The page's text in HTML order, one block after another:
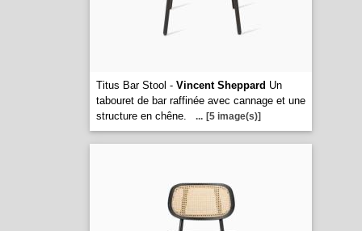
Titus Bar Stool - Vincent Sheppard Un
tabouret de bar raffinée avec cannage et une
structure en chêne.
... [5 image(s)]